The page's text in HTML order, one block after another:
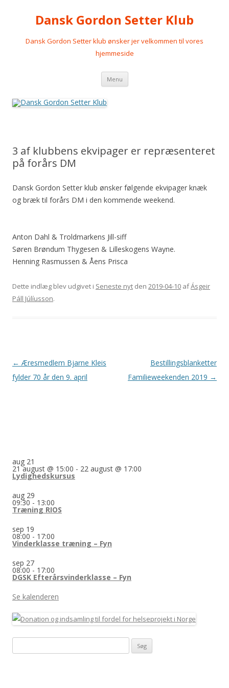
Dansk Gordon Setter Klub
Dansk Gordon Setter klub ønsker jer velkommen til vores
hjemmeside
Menu Videre
indhold
3 af klubbens ekvipager er repræsenteret
på forårs DM
Dansk Gordon Setter klub ønsker følgende ekvipager knæk
og bræk til forårs DM i den kommende weekend.
Anton Dahl & Troldmarkens Jill-siff
Søren Brøndum Thygesen & Lilleskogens Wayne.
Henning Rasmussen & Åens Prisca
Dette indlæg blev udgivet i Seneste nyt den 2019-04-10 afÁsgeir
Páll Júlíusson.
Indlægsnavigation
← Æresmedlem Bjarne Kleis
fylder 70 år den 9. april
Bestillingsblanketter
Familieweekenden 2019 →
aug 21
21 august @ 15:00 - 22 august @ 17:00
Lydighedskursus
aug 29
09:30 - 13:00
Træning RIOS
sep 19
08:00 - 17:00
Vinderklasse træning – Fyn
sep 27
08:00 - 17:00
DGSK Efterårsvinderklasse – Fyn
Se kalenderen
efter: